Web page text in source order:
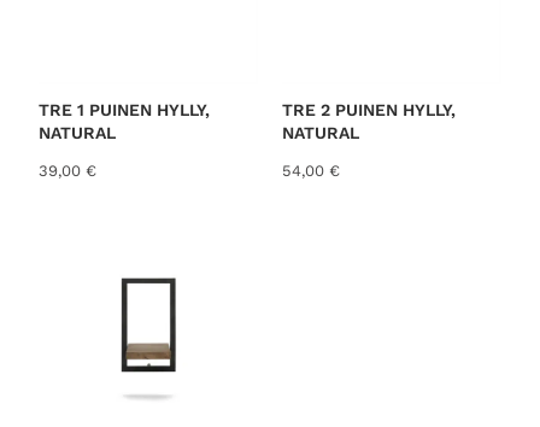
TRE 1 PUINEN HYLLY,
NATURAL
39,00 €
TRE 2 PUINEN HYLLY,
NATURAL
54,00 €